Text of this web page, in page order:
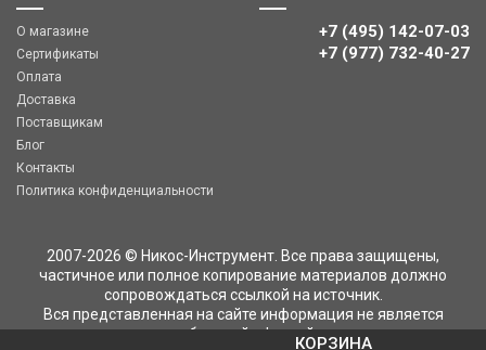
КОРЗИНА
О магазине
Сертификаты
Оплата
Доставка
Поставщикам
Блог
Контакты
Политика конфиденциальности
+7 (495) 142-07-03
‎‎+7 (977) 732-40-27
2007-2026 © Никос-Инструмент. Все права защищены,
частичное или полное копирование материалов должно
сопровождаться ссылкой на источник.
Вся представленная на сайте информация не является
публичной офертой